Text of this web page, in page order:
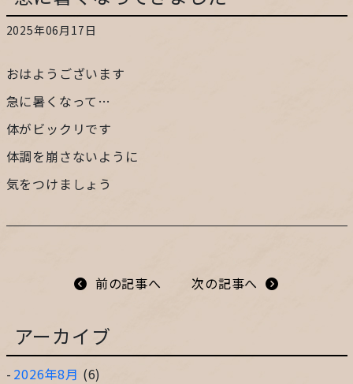
施工実績
お問い合わせ
サイトマップ
2025年06月17日
おはようございます
急に暑くなって…
体がビックリです
体調を崩さないように
気をつけましょう
前の記事へ 次の記事へ
アーカイブ
2026年8月 (6)